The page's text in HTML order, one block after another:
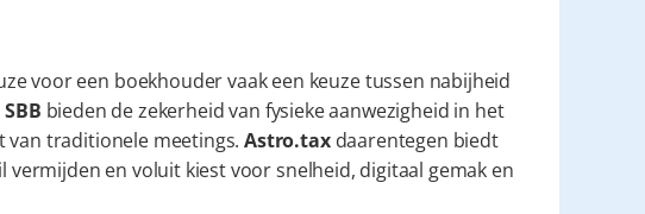
voor een boekhouder vaak een keuze tussen nabijheid
SBB bieden de zekerheid van fysieke aanwezigheid in het
van traditionele meetings. Astro.tax daarentegen biedt
en voluit kiest voor snelheid, digitaal gemak en